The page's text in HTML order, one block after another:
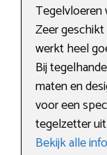
Tegelvloeren
Zeer
werkt heel
Bij
maten en
voor een
tegelzetter
Bekijk alle